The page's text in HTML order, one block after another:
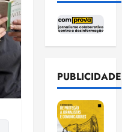
PUBLICIDADE